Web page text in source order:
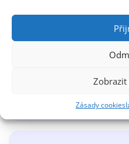
Zásady cookies